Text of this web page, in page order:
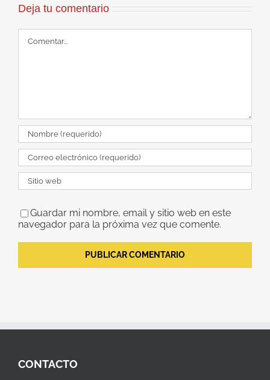
Deja tu comentario
Comentar
Guardar mi nombre, email y sitio web en este
navegador para la próxima vez que comente.
CONTACTO